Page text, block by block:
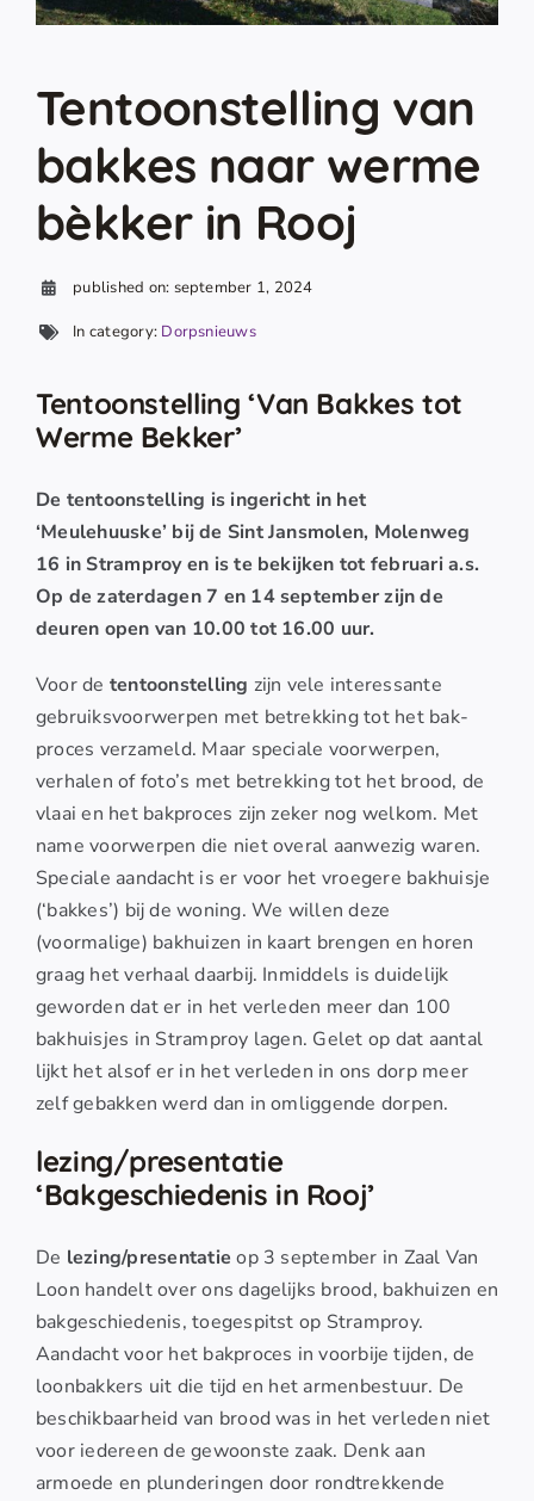
Tentoonstelling van
bakkes naar werme
bèkker in Rooj
published on: september 1, 2024
In category: Dorpsnieuws
Tentoonstelling‘Van Bakkes tot
Werme Bekker’
De tentoonstelling is ingericht in het
‘Meulehuuske’ bij de Sint Jansmolen, Molenweg
16 in Stramproy en is te bekijken tot februari a.s.
Op de zaterdagen 7 en 14 september zijn de
deuren open van 10.00 tot 16.00 uur.
Voor de tentoonstelling zijn vele interessante
gebruiksvoorwerpen met betrekking tot het bak-
proces verzameld. Maar speciale voorwerpen,
verhalen of foto’s met betrekking tot het brood, de
vlaai en het bakproces zijn zeker nog welkom. Met
name voorwerpen die niet overal aanwezig waren.
Speciale aandacht is er voor het vroegere bakhuisje
(‘bakkes’) bij de woning. We willen deze
(voormalige) bakhuizen in kaart brengen en horen
graag het verhaal daarbij. Inmiddels is duidelijk
geworden dat er in het verleden meer dan 100
bakhuisjes in Stramproy lagen. Gelet op dat aantal
lijkt het alsof er in het verleden in ons dorp meer
zelf gebakken werd dan in omliggende dorpen.
lezing/presentatie
‘Bakgeschiedenis in Rooj’
De lezing/presentatie op 3 september in Zaal Van
Loon handelt over ons dagelijks brood, bakhuizen en
bakgeschiedenis, toegespitst op Stramproy.
Aandacht voor het bakproces in voorbije tijden, de
loonbakkers uit die tijd en het armenbestuur. De
beschikbaarheid van brood was in het verleden niet
voor iedereen de gewoonste zaak. Denk aan
armoede en plunderingen door rondtrekkende